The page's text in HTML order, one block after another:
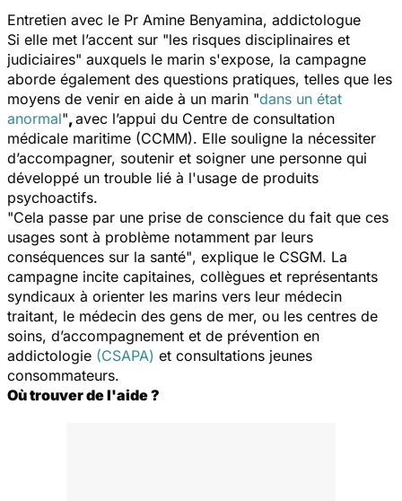
Entretien avec le Pr Amine Benyamina, addictologue
Si elle met l’accent sur "les risques disciplinaires et
judiciaires" auxquels le marin s'expose, la campagne
aborde également des questions pratiques, telles que les
moyens de venir en aide à un marin "dans un état
anormal",avec l’appui du Centre de consultation
médicale maritime (CCMM). Elle souligne la nécessiter
d’accompagner, soutenir et soigner une personne qui
développé un trouble lié à l'usage de produits
psychoactifs.
"Cela passe par une prise de conscience du fait que ces
usages sont à problème notamment par leurs
conséquences sur la santé", explique le CSGM. La
campagne incite capitaines, collègues et représentants
syndicaux à orienter les marins vers leur médecin
traitant, le médecin des gens de mer, ou les centres de
soins, d’accompagnement et de prévention en
addictologie (CSAPA) et consultations jeunes
consommateurs.
Où trouver de l'aide ?